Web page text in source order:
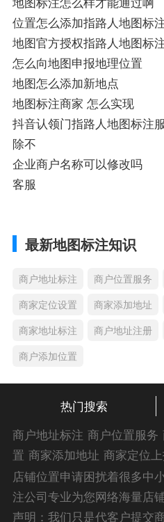
位置怎么添加指路人地图标
地图官方授权指路人地图标
怎么向地图申报地理位置
地图怎么添加新地点
地图标注商家 怎么实现
抖音认领门指路人地图标注
除不
企业商户名称可以修改吗
客服
最新地图标注知识
商户地址标注 商户位置服务
商家定位设置
商家添加地址
商家地址标注
商户地址注册
商户添加位置
热门搜索
商户地址标注 商户位置服务
置 商家添加地址 商家定位
址注册 商户位置标注 商户
家添加位置 商户位置入驻
册 商户位置标注服务 公司
店铺位置申请困扰着很多中
注公司专业为您网络海量店
的企业地图标注宣传保驾护